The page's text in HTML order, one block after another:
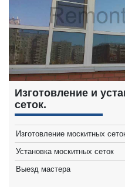
Изготовление и
сеток.
Изготовление москитных
Установка москитных сеток
Выезд мастера